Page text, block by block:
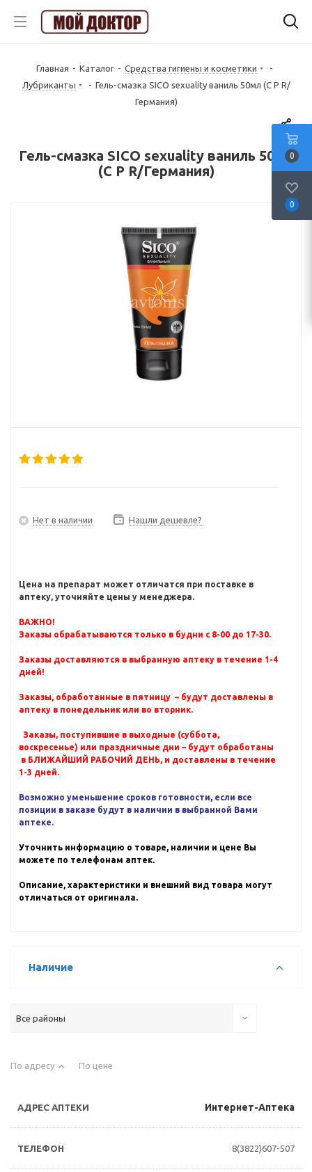
Главная - Каталог - Средства гигиены и косметики
-
Лубриканты
- Гель-смазка SICO sexuality ваниль 50мл (C P R/
Германия)
Гель-смазка SICO sexuality ваниль 50мл
(C P R/Германия)
Нет в наличии Нашли дешевле?
Цена на препарат может отличатся при поставке в
аптеку, уточняйте цены у менеджера.
ВАЖНО!
Заказы обрабатываются только в будни с 8-00 до 17-30.
Заказы доставляются в выбранную аптеку в течение 1-4
дней!
Заказы, обработанные в пятницу – будут доставлены в
аптеку в понедельник или во вторник.
Заказы, поступившие в выходные (суббота,
воскресенье) или праздничные дни – будут обработаны
в БЛИЖАЙШИЙ РАБОЧИЙ ДЕНЬ, и доставлены в течение
1-3 дней.
Возможно уменьшение сроков готовности, если все
позиции в заказе будут в наличии в выбранной Вами
аптеке.
Уточнить информацию о товаре, наличии и цене Вы
можете по телефонам аптек.
Описание, характеристики и внешний вид товара могут
отличаться от оригинала.
Наличие
Все районы
По адресу По цене
Интернет-Аптека
8(3822)607-507
0
0